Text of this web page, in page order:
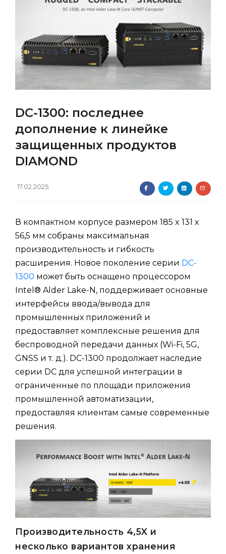
DC-1300: последнее
дополнение к линейке
защищенных продуктов
DIAMOND
17.02.2025
В компактном корпусе размером 185 x 131 x
56,5 мм собраны максимальная
производительность и гибкость
расширения. Новое поколение серии DC-
1300 может быть оснащено процессором
Intel® Alder Lake-N, поддерживает основные
интерфейсы ввода/вывода для
промышленных приложений и
предоставляет комплексные решения для
беспроводной передачи данных (Wi-Fi, 5G,
GNSS и т. д.). DC-1300 продолжает наследие
серии DC для успешной интеграции в
ограниченные по площади приложения
промышленной автоматизации,
предоставляя клиентам самые современные
решения.
Производительность 4,5X и
несколько вариантов хранения